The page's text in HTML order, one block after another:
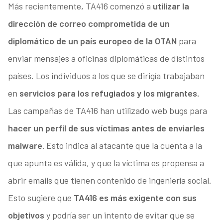
Más recientemente, TA416 comenzó a utilizar la
dirección de correo comprometida de un
diplomático de un país europeo de la OTAN para
enviar mensajes a oficinas diplomáticas de distintos
países. Los individuos a los que se dirigía trabajaban
en servicios para los refugiados y los migrantes.
Las campañas de TA416 han utilizado web bugs para
hacer un perfil de sus víctimas antes de enviarles
malware. Esto indica al atacante que la cuenta a la
que apunta es válida, y que la víctima es propensa a
abrir emails que tienen contenido de ingeniería social.
Esto sugiere que TA416 es más exigente con sus
objetivos y podría ser un intento de evitar que se